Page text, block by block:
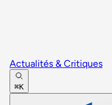
Actualités & Critiques
⌘K